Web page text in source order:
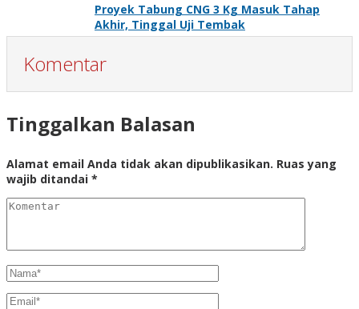
Proyek Tabung CNG 3 Kg Masuk Tahap
Akhir, Tinggal Uji Tembak
Komentar
Tinggalkan Balasan
Alamat email Anda tidak akan dipublikasikan. Ruas yang
wajib ditandai *